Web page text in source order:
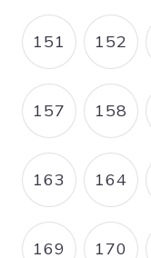
PAGE
151 PAGE
152
PAGE
157 PAGE
158
PAGE
163 PAGE
164
169 170